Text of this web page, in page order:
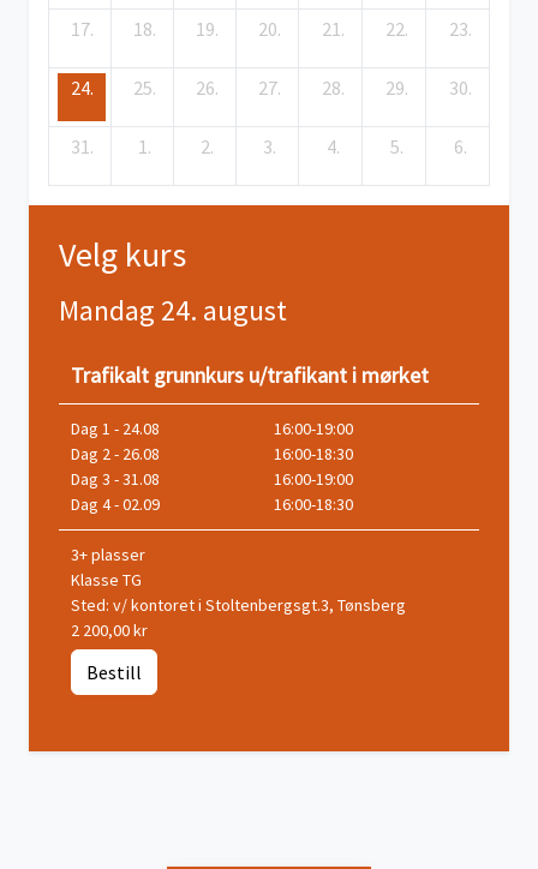
17. 18. 19. 20. 21. 22. 23.
24. 25. 26. 27. 28. 29. 30.
31. 1. 2. 3. 4. 5. 6.
Velg kurs
Mandag 24. august
Trafikalt grunnkurs u/trafikant i mørket
Dag 1 - 24.08
16:00-19:00
Dag 2 - 26.08
16:00-18:30
Dag 3 - 31.08
16:00-19:00
Dag 4 - 02.09
16:00-18:30
3+ plasser
Klasse TG
Sted: v/ kontoret i Stoltenbergsgt.3, Tønsberg
2 200,00 kr
Bestill